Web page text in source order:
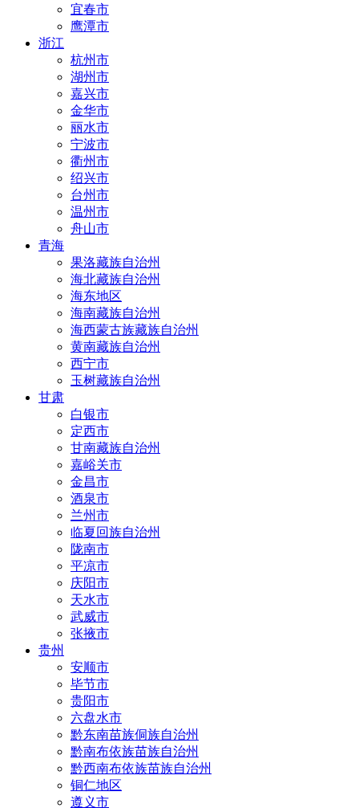
宜春市
鹰潭市
浙江
杭州市
湖州市
嘉兴市
金华市
丽水市
宁波市
衢州市
绍兴市
台州市
温州市
舟山市
青海
果洛藏族自治州
海北藏族自治州
海东地区
海南藏族自治州
海西蒙古族藏族自治州
黄南藏族自治州
西宁市
玉树藏族自治州
甘肃
白银市
定西市
甘南藏族自治州
嘉峪关市
金昌市
酒泉市
兰州市
临夏回族自治州
陇南市
平凉市
庆阳市
天水市
武威市
张掖市
贵州
安顺市
毕节市
贵阳市
六盘水市
黔东南苗族侗族自治州
黔南布依族苗族自治州
黔西南布依族苗族自治州
铜仁地区
遵义市